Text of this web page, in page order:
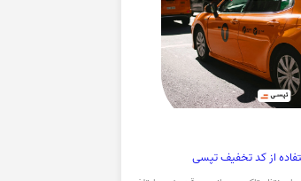
از کد تخفیف تپسی